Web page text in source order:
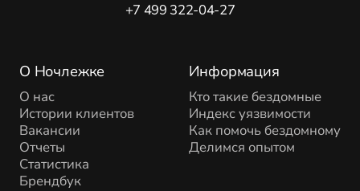
О Ночлежке
О нас
Истории клиентов
Вакансии
Отчеты
Статистика
Брендбук
Информация
Кто такие бездомные
Индекс уязвимости
Как помочь бездомному
Делимся опытом
+7 499 322-04-27